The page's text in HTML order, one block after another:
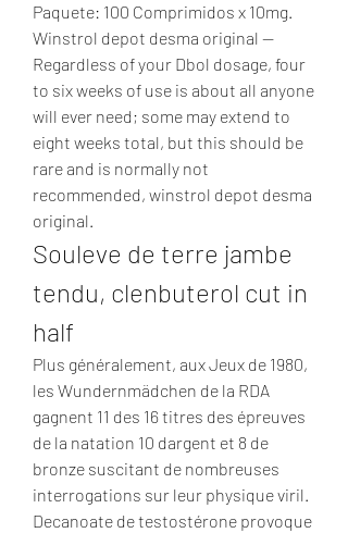
Paquete: 100 Comprimidos x 10mg.
Winstrol depot desma original —
Regardless of your Dbol dosage, four
to six weeks of use is about all anyone
will ever need; some may extend to
eight weeks total, but this should be
rare and is normally not
recommended, winstrol depot desma
original.
Souleve de terre jambe
tendu, clenbuterol cut in
half
Plus généralement, aux Jeux de 1980,
les Wundernmädchen de la RDA
gagnent 11 des 16 titres des épreuves
de la natation 10 dargent et 8 de
bronze suscitant de nombreuses
interrogations sur leur physique viril.
Decanoate de testostérone provoque